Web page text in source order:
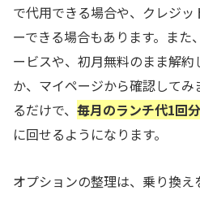
で代用できる場合や、クレジ
ーできる場合もあります。また
ービスや、初月無料のまま解
か、マイページから確認して
るだけで、 毎月のランチ代1回
に回せるようになります。
オプションの整理は、乗り換